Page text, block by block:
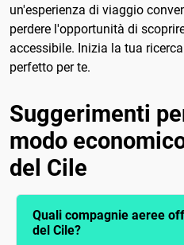
un'esperienza di viaggio
perdere l'opportunità di
accessibile. Inizia la tua
perfetto per te.
Suggerimenti
modo
del Cile
Quali compagnie aeree
del Cile?